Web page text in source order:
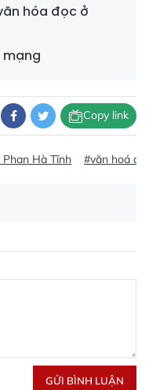
hóa đọc ở
mạng
Copy link
Hà Tĩnh #văn hoá
GỬI BÌNH LUẬN